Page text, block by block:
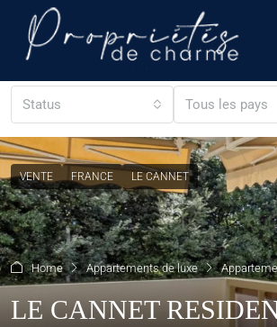
Status Tous les pays
VENTE FRANCE LE CANNET
Home Appartements de luxe
LE CANNET